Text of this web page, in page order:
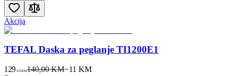
Akcija
TEFAL Daska za peglanje TI1200E1
129 00KM140,00 KM−11 KM